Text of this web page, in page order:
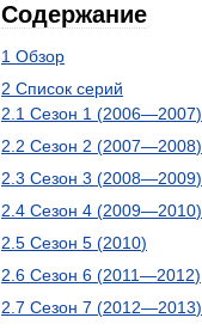
Содержание
1 Обзор
2 Список серий
2 1 Сезон 1 (2006—2007)
2 2 Сезон 2 (2007—2008)
2 3 Сезон 3 (2008—2009)
2 4 Сезон 4 (2009—2010)
2 5 Сезон 5 (2010)
2 6 Сезон 6 (2011—2012)
2 7 Сезон 7 (2012—2013)